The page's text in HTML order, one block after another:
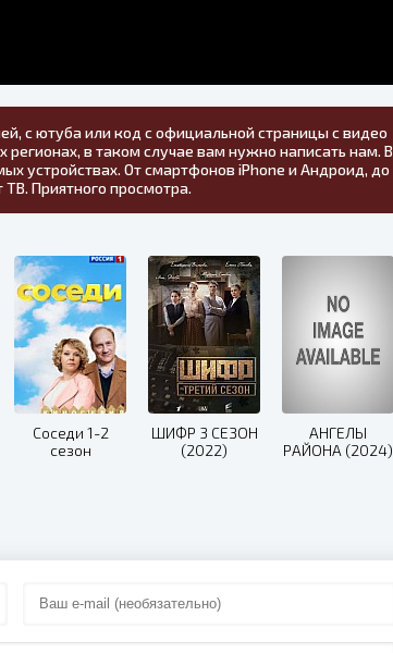
с ютуба или код с официальной страницы с видео
в таком случае вам нужно написать нам. В
устройствах. От смартфонов iPhone и Андроид, до
ТВ. Приятного просмотра.
Соседи 1-2
сезон
ШИФР 3 СЕЗОН
(2022)
АНГЕЛЫ
РАЙОНА (2024)